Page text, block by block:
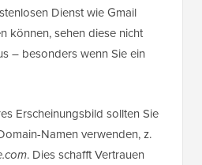
Dienst wie Gmail
können, sehen diese nicht
– besonders wenn Sie ein
Erscheinungsbild sollten Sie
Namen verwenden, z.
. Dies schafft Vertrauen